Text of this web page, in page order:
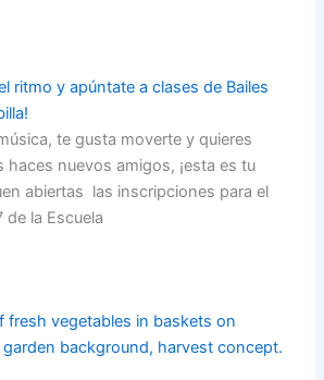
ritmo y apúntate a clases de Bailes
te gusta moverte y quieres
haces nuevos amigos, ¡esta es tu
abiertas las inscripciones para el
la Escuela